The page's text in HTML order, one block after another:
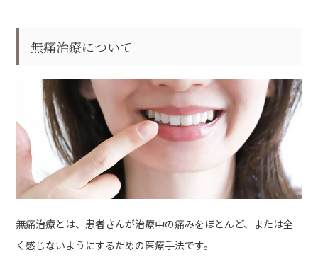
無痛治療について
無痛治療とは、患者さんが治療中の痛みをほとんど、または全
く感じないようにするための医療手法です。